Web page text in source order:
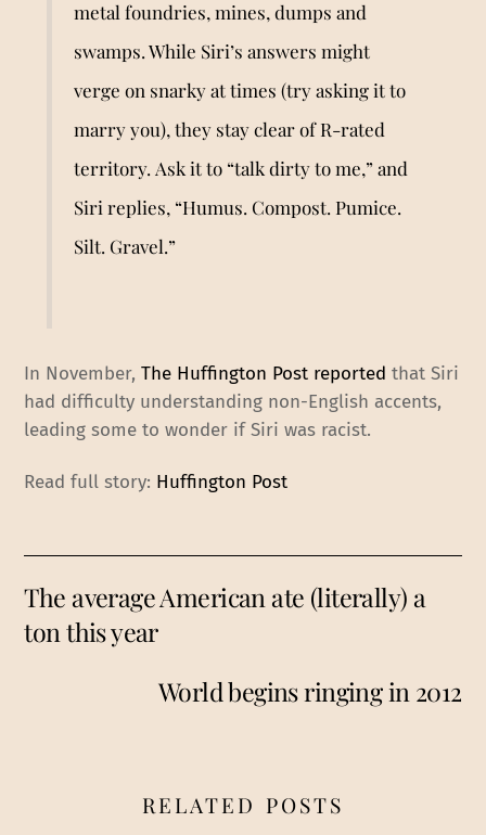
metal foundries, mines, dumps and
swamps. While Siri’s answers might
verge on snarky at times (try asking it to
marry you), they stay clear of R-rated
territory. Ask it to “talk dirty to me,”and
Siri replies, “Humus. Compost. Pumice.
Silt. Gravel.”
In November,The Huffington Post reported that Siri
had difficulty understanding non-English accents,
leading some to wonder if Siri was racist.
Read full story: Huffington Post
The average American ate (literally) a
ton this year
World begins ringing in 2012
RELATED POSTS